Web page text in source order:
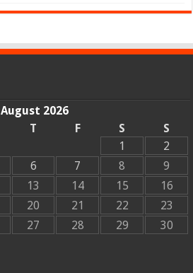
August 2026
T F S
S
1
2
6 7 8
9
13 14 15
16
20 21 22
23
27 28 29
30